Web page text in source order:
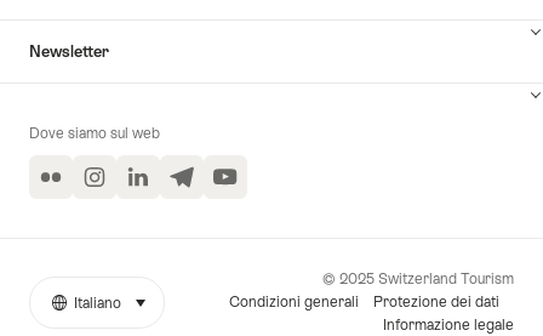
Newsletter
Dove siamo sul web
Flickr InstagramLinkedInTelegramYouTube
More
© 2025 Switzerland Tourism
Condizioni generali
Protezione dei dati
Informazione legale
Lingua
Italiano seleziona (clicca per visualizzare)